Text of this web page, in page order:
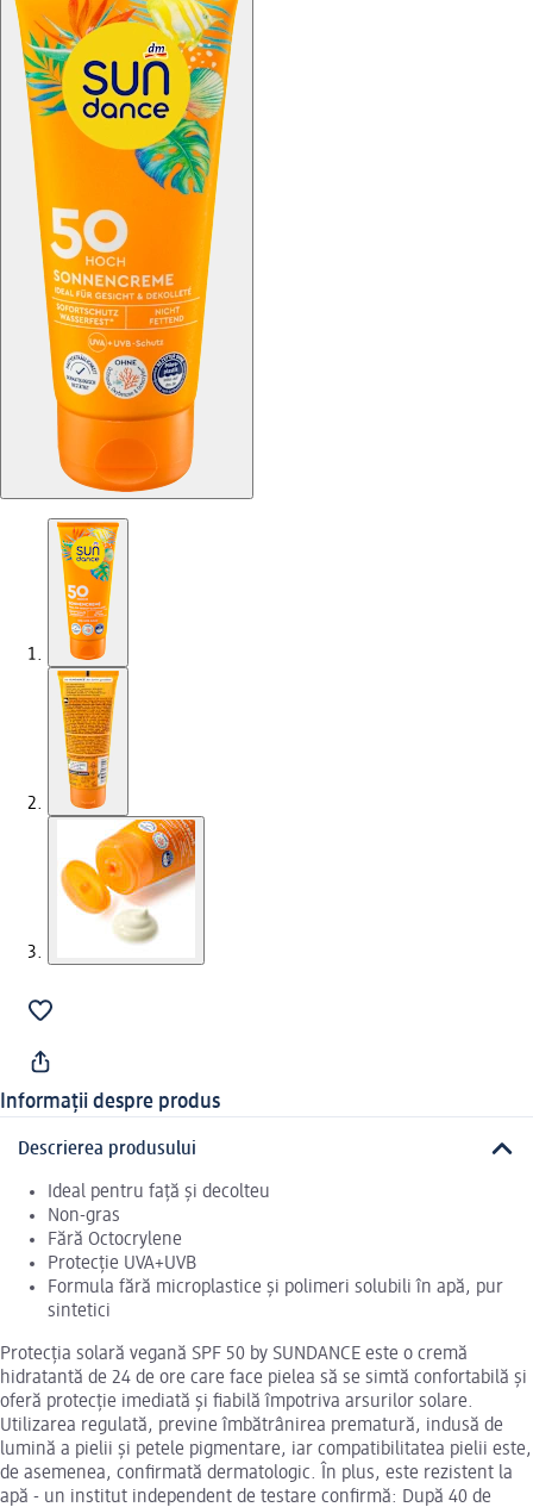
Informații despre produs
Descrierea produsului
Ideal pentru față și decolteu
Non-gras
Fără Octocrylene
Protecție UVA+UVB
Formula fără microplastice și polimeri solubili în apă, pur
sintetici
Protecția solară vegană SPF 50 by SUNDANCE este o cremă
hidratantă de 24 de ore care face pielea să se simtă confortabilă și
oferă protecție imediată și fiabilă împotriva arsurilor solare.
Utilizarea regulată, previne îmbătrânirea prematură, indusă de
lumină a pielii și petele pigmentare, iar compatibilitatea pielii este,
de asemenea, confirmată dermatologic. În plus, este rezistent la
apă - un institut independent de testare confirmă: După 40 de